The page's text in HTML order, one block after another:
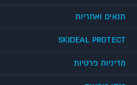
תנאים ואחריות
SKIDEAL PROTECT
מדיניות פרטיות